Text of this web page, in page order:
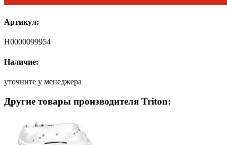
Артикул:
Н0000099954
Наличие:
уточните у менеджера
Другие товары производителя Triton: